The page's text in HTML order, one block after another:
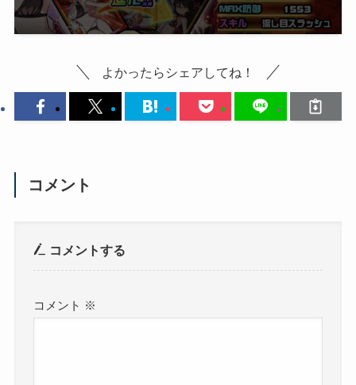
よかったらシェアしてね！
コメント
コメントする
コメント ※